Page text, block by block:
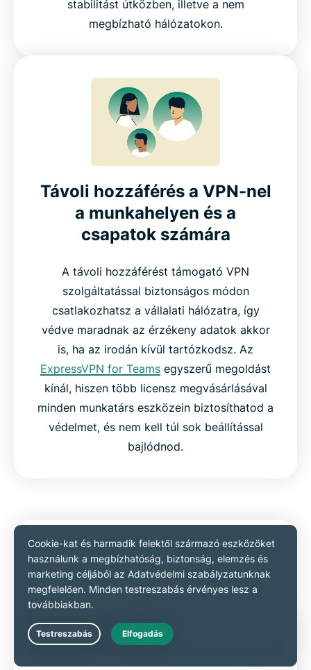
stabilitást útközben, illetve a nem
megbízható hálózatokon.
Távoli hozzáférés a VPN-nel
a munkahelyen és a
csapatok számára
A távoli hozzáférést támogató VPN
szolgáltatással biztonságos módon
csatlakozhatsz a vállalati hálózatra, így
védve maradnak az érzékeny adatok akkor
is, ha az irodán kívül tartózkodsz. Az
ExpressVPN for Teams egyszerű megoldást
kínál, hiszen több licensz megvásárlásával
minden munkatárs eszközein biztosíthatod a
védelmet, és nem kell túl sok beállítással
bajlódnod.